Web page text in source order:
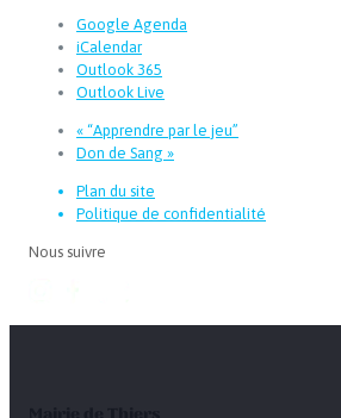
Google Agenda
iCalendar
Outlook 365
Outlook Live
« “Apprendre par le jeu”
Don de Sang »
Plan du site
Politique de confidentialité
Nous suivre